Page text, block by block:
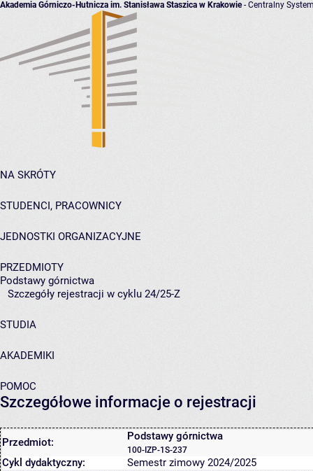
Akademia Górniczo-Hutnicza im. Stanisława Staszica w Krakowie- Centralny
NA SKRÓTY
STUDENCI, PRACOWNICY
JEDNOSTKI ORGANIZACYJNE
PRZEDMIOTY
Podstawy górnictwa
Szczegóły rejestracji w cyklu 24/25-Z
STUDIA
AKADEMIKI
POMOC
Szczegółowe informacje o rejestracji
Przedmiot: Podstawy górnictwa
100-IZP-1S-237
Cykl dydaktyczny: Semestr zimowy 2024/2025